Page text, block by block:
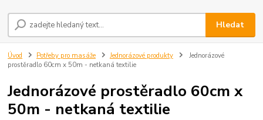
Hledat
Úvod Potřeby pro masáže Jednorázové produkty
Jednorázové
prostěradlo 60cm x 50m - netkaná textilie
Jednorázové prostěradlo 60cm x
50m - netkaná textilie